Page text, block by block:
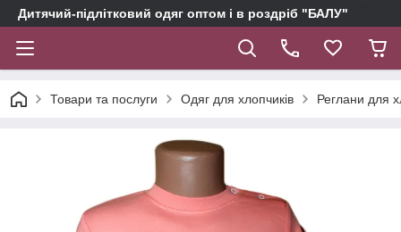
Дитячий-підлітковий одяг оптом і в роздріб "БАЛУ"
Товари та послуги Одяг для хлопчиків Реглани для